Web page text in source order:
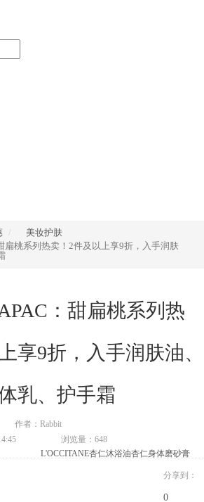
美妆护肤
扁桃系列热卖！2件及以上享9折，入手润肤
：甜扁桃系列热
享9折，入手润肤油、
乳、护手霜
作者：Rabbit
浏览量：648
L'OCCITANE杏仁沐浴油杏仁身体磨砂膏
分享到：
0